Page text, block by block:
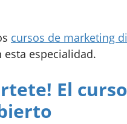
cursos de marketing
especialidad.
El